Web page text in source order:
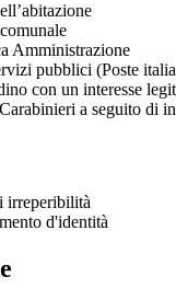
Amministrazione
pubblici (Poste
con un interesse
a seguito di
di irreperibilità
d'identità